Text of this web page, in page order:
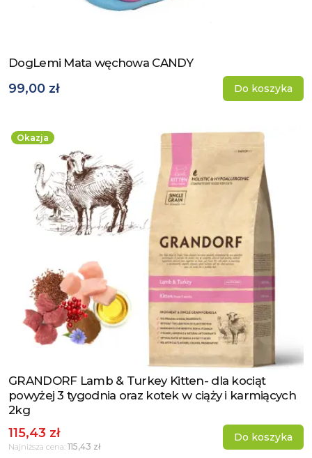
Zobacz produkt
DogLemi Mata węchowa CANDY
99,00 zł Do koszyka
Okazja
Zobacz produkt
GRANDORF Lamb & Turkey Kitten- dla kociąt
powyżej 3 tygodnia oraz kotek w ciąży i karmiących
2kg
115,43 zł
Najniższa cena: 115,43 zł
Do koszyka